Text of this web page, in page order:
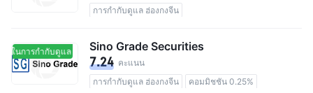
การกำกับดูแล ฮ่องกงจีน
ในการกำกับดูแล อยู่ในการกำกับดูแล
Sino Grade Securities
7.24 คะแนน
การกำกับดูแล ฮ่องกงจีน
คอมมิชชัน 0.25%